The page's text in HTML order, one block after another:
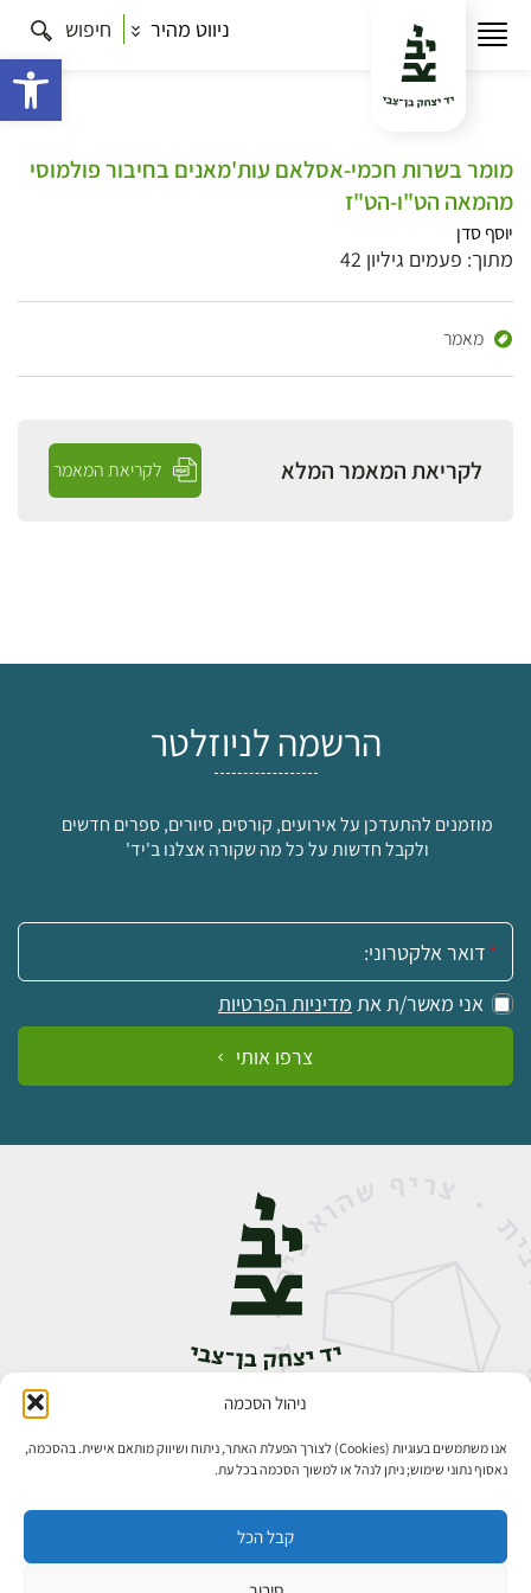
ניהול הסכמה
אנו משתמשים בעוגיות (Cookies) לצורך הפעלת האתר, ניתוח ושיווק מותאם אישית. בהסכמה,
נאסוף נתוני שימוש; ניתן לנהל או למשוך הסכמה בכל עת.
קבל הכל
ניווט מהיר חיפוש
מומר בשרות חכמי-אסלאם עות'מאנים בחיבור פולמוסי
מהמאה הט"ו-הט"ז
יוסף סדן
מתוך: פעמים גיליון 42
מאמר
לקריאת המאמר המלא לקריאת המאמר
הרשמה לניוזלטר
מוזמנים להתעדכן על אירועים, קורסים, סיורים, ספרים חדשים
ולקבל חדשות על כל מה שקורה אצלנו ב'יד'
אימייל:
אני מאשר/ת את מדיניות הפרטיות
צרפו אותי
אבן גבירול 14, רחביה, ירושלים